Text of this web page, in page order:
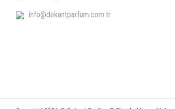
info@dekantparfum.com.tr